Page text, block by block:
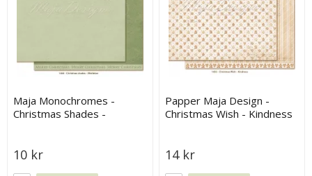
Maja Monochromes -
Christmas Shades -
10 kr
Papper Maja Design -
Christmas Wish - Kindness
14 kr